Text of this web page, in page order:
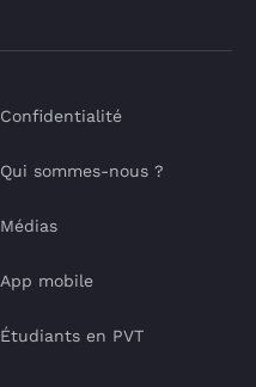
Confidentialité
Qui sommes-nous ?
Médias
App mobile
Étudiants en PVT